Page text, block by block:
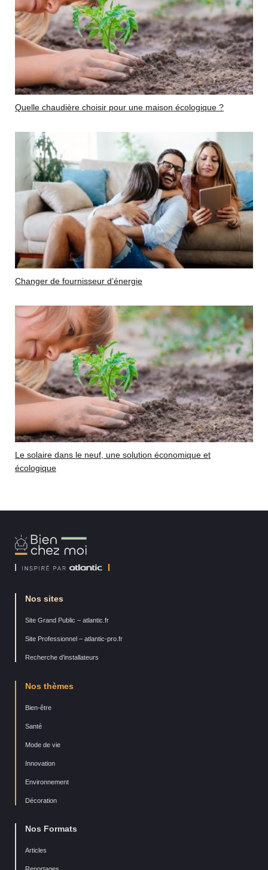
Quelle chaudière choisir pour une maison écologique ?
Changer de fournisseur d’énergie
Le solaire dans le neuf, une solution économique et
écologique
Bien
Chez
Nos sites
Site Grand Public – atlantic.fr
Site Professionnel – atlantic-pro.fr
Recherche d’installateurs
Nos thèmes
Bien-être
Santé
Mode de vie
Innovation
Environnement
Décoration
Nos Formats
Articles